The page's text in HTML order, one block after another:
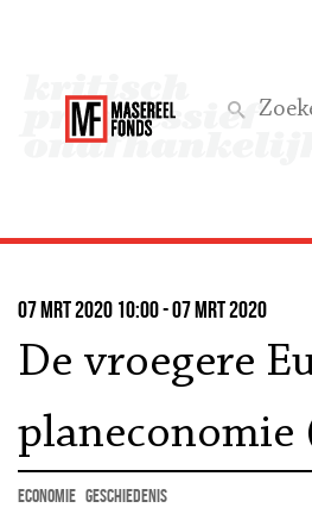
Wat we
Steun ons
Aktief
07 mrt 2020 10:00 - 07 mrt 2020
De vroegere
planeconomie
economie geschiedenis